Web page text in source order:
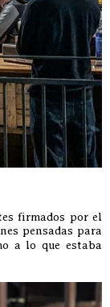
firmados por el
pensadas para
a lo que estaba